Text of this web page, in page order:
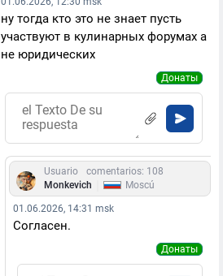
ну тогда кто это не знает пусть
участвуют в кулинарных форумах а
не юридических
Донаты
Usuario
comentarios: 108
Monkevich
Moscú
01.06.2026, 14:31 msk
Согласен.
Донаты